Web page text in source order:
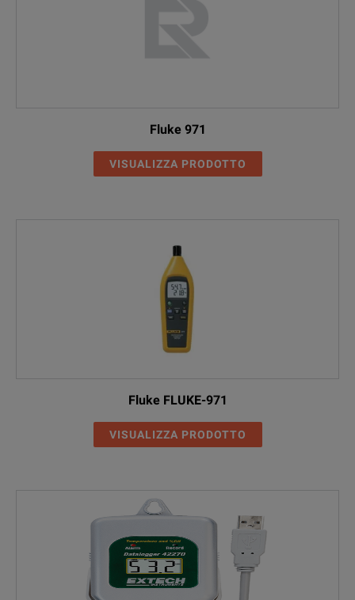
Fluke 971
VISUALIZZA PRODOTTO
Fluke FLUKE-971
VISUALIZZA PRODOTTO